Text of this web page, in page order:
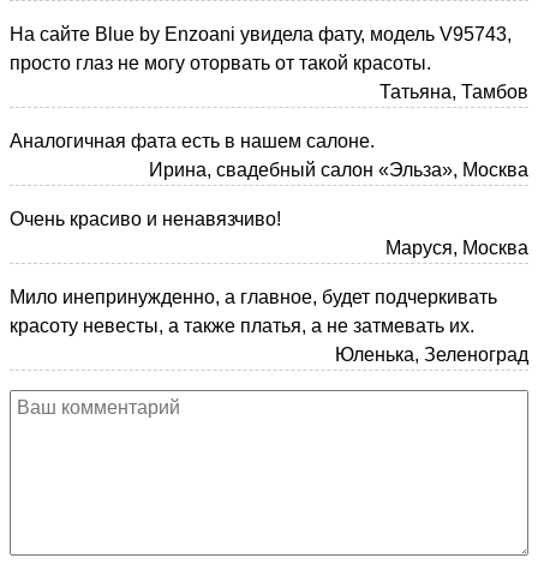
На сайте Blue by Enzoani увидела фату, модель V95743,
просто глаз не могу оторвать от такой красоты.
Татьяна, Тамбов
Аналогичная фата есть в нашем салоне.
Ирина, свадебный салон «Эльза», Москва
Очень красиво и ненавязчиво!
Маруся, Москва
Мило инепринужденно, а главное, будет подчеркивать
красоту невесты, а также платья, а не затмевать их.
Юленька, Зеленоград